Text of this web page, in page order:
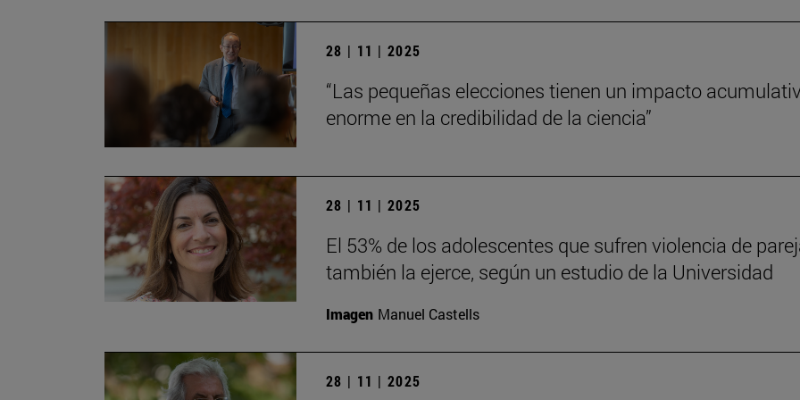
28 | 11 | 2025
“Las pequeñas elecciones tienen un impacto
enorme en la credibilidad de la ciencia”
28 | 11 | 2025
El 53% de los adolescentes que sufren violencia de
también la ejerce, según un estudio de la Universidad
Imagen Manuel Castells
28 | 11 | 2025